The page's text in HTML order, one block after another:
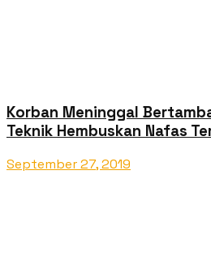
Korban Meninggal
Teknik Hembuskan Nafas
September 27, 2019